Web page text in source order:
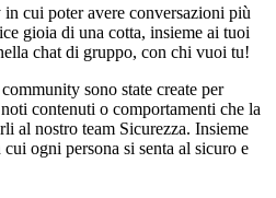
cui poter avere conversazioni più
gioia di una cotta, insieme ai tuoi
chat di gruppo, con chi vuoi tu!
sono state create per
contenuti o comportamenti che la
al nostro team Sicurezza. Insieme
ogni persona si senta al sicuro e